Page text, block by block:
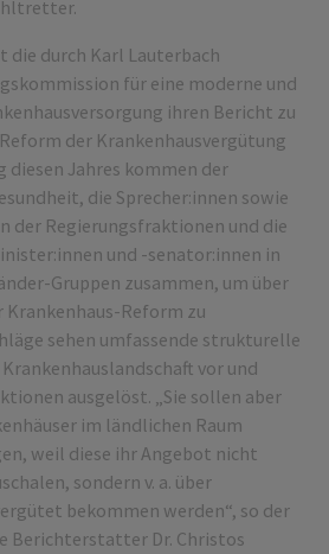
die durch Karl Lauterbach
für eine moderne und
ihren Bericht zu
der Krankenhausvergütung
diesen Jahres kommen der
die Sprecher:innen sowie
der Regierungsfraktionen und die
und -senator:innen in
Gruppen zusammen, um über
Reform zu
sehen umfassende strukturelle
vor und
ausgelöst. „Sie sollen aber
im ländlichen Raum
weil diese ihr Angebot nicht
sondern v. a. über
bekommen werden“, so der
Berichterstatter Dr. Christos